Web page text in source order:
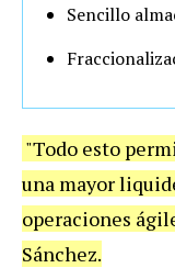
Sencillo
"Todo esto
una mayor
operaciones
Sánchez.